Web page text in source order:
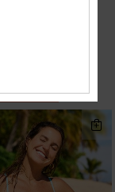
25% EXTRA